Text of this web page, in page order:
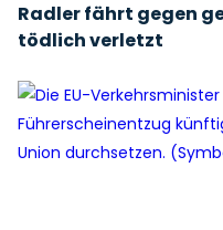
Radler fährt gegen
tödlich verletzt